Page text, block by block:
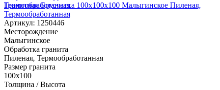
Гранитная Брусчатка 100х100x100 Малыгинское Пиленая,
Термообработанная
Артикул: 1250446
Месторождение
Малыгинское
Обработка гранита
Пиленая, Термообработанная
Размер гранита
100х100
Толщина / Высота